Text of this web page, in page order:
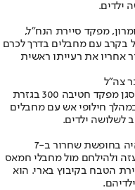
ילדים.
בשומרון, מפקד סיירת הנח"ל,
בקרב עם מחבלים בדרך לכרם
אחריו את רעייתו ראשית
צה"ל
סא"ל עלים עבדאללה בן ה-40 מיאנוח ג'ת, סגן מפקד חטיבה 300 בגזרת
במהלך חילופי אש עם מחבלים
לשלושה ילדים.
סא"ל אלי גינסברג בן ה-42 מקיבוץ דברת היה בחופשת שחרור ב-7
ולהילחם מול מחבלי חמאס
הטבח בקיבוץ בארי. הוא